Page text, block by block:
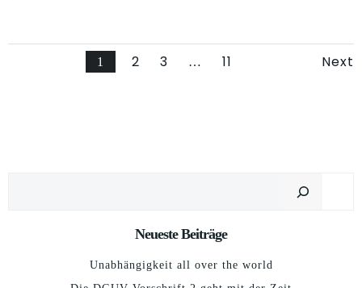
Page
1 Page
2 Page
3 … Page
11 Next
Neueste Beiträge
Unabhängigkeit all over the world